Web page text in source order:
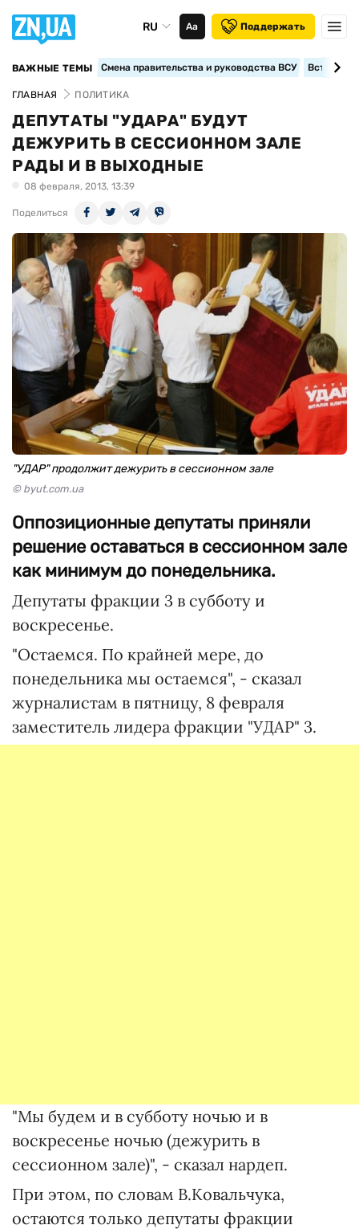
RU Аа Поддержать
ВАЖНЫЕ ТЕМЫ Смена правительства и руководства ВСУ
ГЛАВНАЯ ПОЛИТИКА
ДЕПУТАТЫ "УДАРА" БУДУТ
ДЕЖУРИТЬ В СЕССИОННОМ ЗАЛЕ
РАДЫ И В ВЫХОДНЫЕ
08 февраля, 2013, 13:39
Поделиться
"УДАР" продолжит дежурить в сессионном зале
© byut.com.ua
Оппозиционные депутаты приняли
решение оставаться в сессионном зале
как минимум до понедельника.
Депутаты фракции 3 в субботу и
воскресенье.
"Остаемся. По крайней мере, до
понедельника мы остаемся", - сказал
журналистам в пятницу, 8 февраля
заместитель лидера фракции "УДАР" 3.
"Мы будем и в субботу ночью и в
воскресенье ночью (дежурить в
сессионном зале)", - сказал нардеп.
При этом, по словам В.Ковальчука,
остаются только депутаты фракции